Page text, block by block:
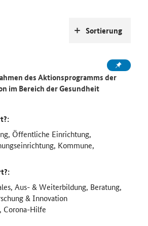
des Aktionsprogramms der
im Bereich der Gesundheit
Öffentliche Einrichtung,
Kommune,
Aus- & Weiterbildung, Beratung,
& Innovation
Corona-Hilfe
Sortierung